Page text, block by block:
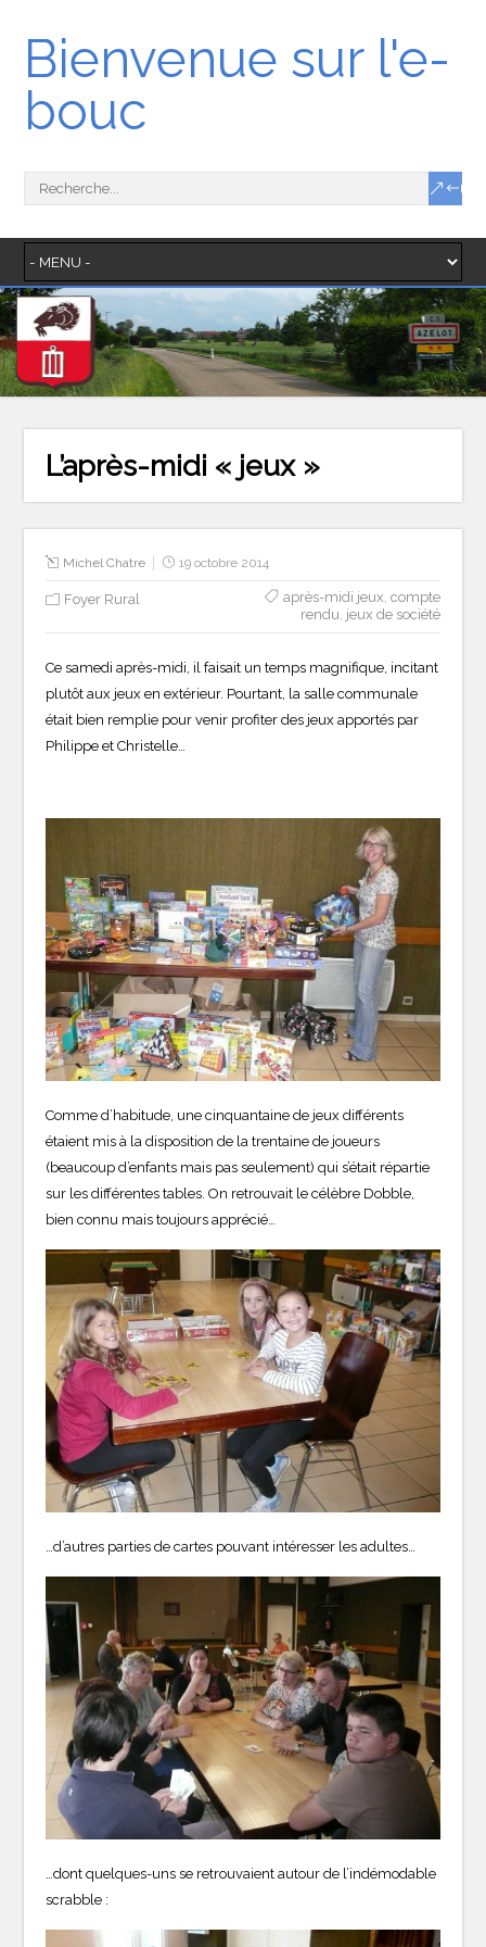
Bienvenue sur l'e-
bouc
L’après-midi « jeux »
Michel Chatre 19 octobre 2014
Foyer Rural après-midi jeux compte
rendu jeux de société
Ce samedi après-midi, il faisait un temps magnifique, incitant
plutôt aux jeux en extérieur. Pourtant, la salle communale
était bien remplie pour venir profiter des jeux apportés par
Philippe et Christelle…
Comme d’habitude, une cinquantaine de jeux différents
étaient mis à la disposition de la trentaine de joueurs
(beaucoup d’enfants mais pas seulement) qui s’était répartie
sur les différentes tables. On retrouvait le célèbre Dobble,
bien connu mais toujours apprécié…
…d’autres parties de cartes pouvant intéresser les adultes…
…dont quelques-uns se retrouvaient autour de l’indémodable
scrabble :